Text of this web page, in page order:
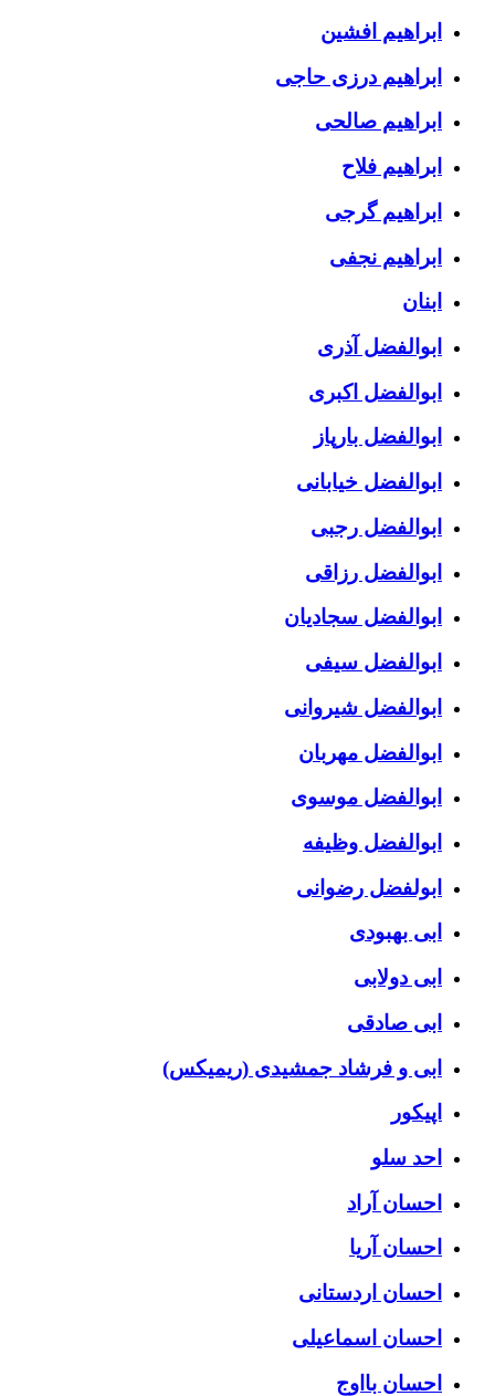
ابراهیم افشین
ابراهیم درزی حاجی
ابراهیم صالحی
ابراهیم فلاح
ابراهیم گرجی
ابراهیم نجفی
ابنان
ابوالفضل آذری
ابوالفضل اکبری
ابوالفضل بارپاز
ابوالفضل خیابانی
ابوالفضل رجبی
ابوالفضل رزاقی
ابوالفضل سجادیان
ابوالفضل سیفی
ابوالفضل شیروانی
ابوالفضل مهربان
ابوالفضل موسوی
ابوالفضل وظیفه
ابولفضل رضوانی
ابی بهبودی
ابی دولابی
ابی صادقی
ابی و فرشاد جمشیدی (ریمیکس)
اپیکور
احد سلو
احسان آراد
احسان آریا
احسان اردستانی
احسان اسماعیلی
احسان بااوج